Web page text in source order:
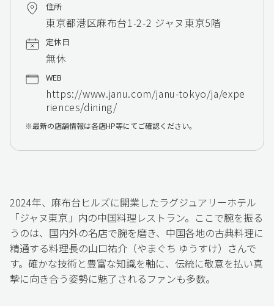
住所
東京都港区麻布台1-2-2 ジャヌ東京5階
定休日
無休
WEB
https://www.janu.com/janu-tokyo/ja/expe
riences/dining/
最新の店舗情報は各店HP等にてご確認ください。
2024年、麻布台ヒルズに開業したラグジュアリーホテル
「ジャヌ東京」内の中国料理レストラン。ここで腕を振る
うのは、国内外の名店で腕を磨き、中国各地の古典料理に
精通する料理長の山口祐介（やまぐち ゆうすけ）さんで
す。確かな技術と豊富な知識を軸に、伝統に敬意を払い真
摯に向き合う姿勢に魅了されるファンも多数。